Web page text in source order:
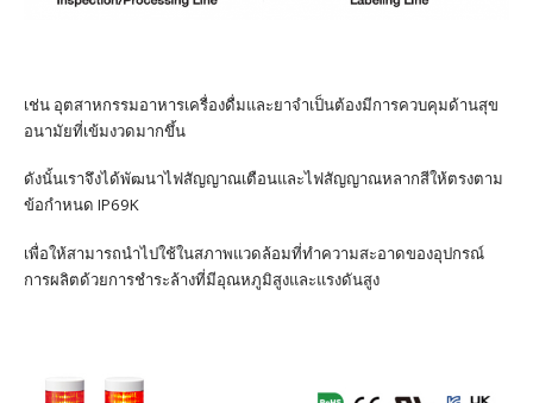
เช่น อุตสาหกรรมอาหารเครื่องดื่มและยาจำเป็นต้องมีการควบคุมด้านสุข
อนามัยที่เข้มงวดมากขึ้น
ดังนั้นเราจึงได้พัฒนาไฟสัญญาณเตือนและไฟสัญญาณหลากสีให้ตรงตาม
ข้อกำหนด IP69K
เพื่อให้สามารถนำไปใช้ในสภาพแวดล้อมที่ทำความสะอาดของอุปกรณ์
การผลิตด้วยการชำระล้างที่มีอุณหภูมิสูงและแรงดันสูง